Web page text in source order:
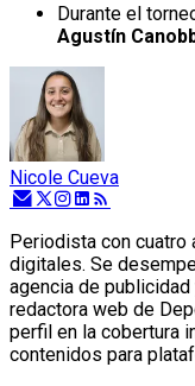
Durante el
Agustín
Nicole Cueva
Periodista con cuatro
digitales. Se
agencia de
redactora web de
perfil en la cobertura
contenidos para